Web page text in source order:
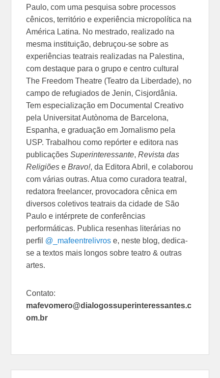
Paulo, com uma pesquisa sobre processos
cênicos, território e experiência micropolítica na
América Latina. No mestrado, realizado na
mesma instituição, debruçou-se sobre as
experiências teatrais realizadas na Palestina,
com destaque para o grupo e centro cultural
The Freedom Theatre (Teatro da Liberdade), no
campo de refugiados de Jenin, Cisjordânia.
Tem especialização em Documental Creativo
pela Universitat Autònoma de Barcelona,
Espanha, e graduação em Jornalismo pela
USP. Trabalhou como repórter e editora nas
publicaçõesSuperinteressante,Revista das
Religiões eBravo!, da Editora Abril, e colaborou
com várias outras. Atua como curadora teatral,
redatora freelancer, provocadora cênica em
diversos coletivos teatrais da cidade de São
Paulo e intérprete de conferências
performáticas. Publica resenhas literárias no
perfil @_mafeentrelivros e, neste blog, dedica-
se a textos mais longos sobre teatro & outras
artes.
Contato:
mafevomero@dialogossuperinteressantes.c
om.br